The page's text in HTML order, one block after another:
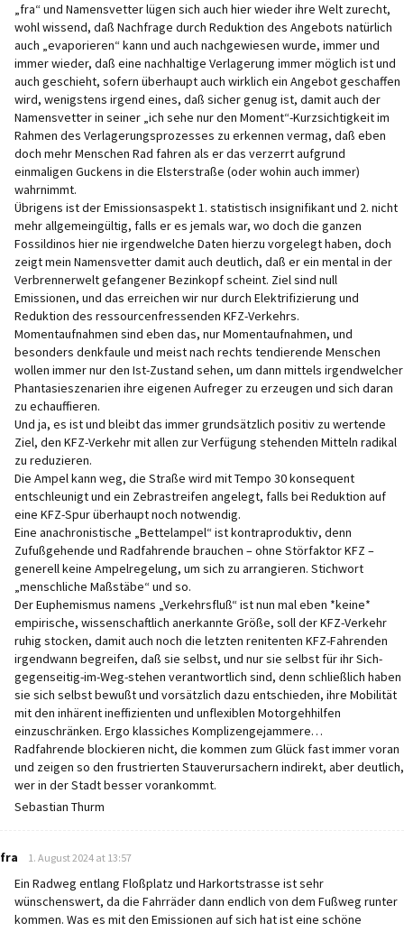
„fra“ und Namensvetter lügen sich auch hier wieder ihre Welt zurecht,
wohl wissend, daß Nachfrage durch Reduktion des Angebots natürlich
auch „evaporieren“ kann und auch nachgewiesen wurde, immer und
immer wieder, daß eine nachhaltige Verlagerung immer möglich ist und
auch geschieht, sofern überhaupt auch wirklich ein Angebot geschaffen
wird, wenigstens irgend eines, daß sicher genug ist, damit auch der
Namensvetter in seiner „ich sehe nur den Moment“-Kurzsichtigkeit im
Rahmen des Verlagerungsprozesses zu erkennen vermag, daß eben
doch mehr Menschen Rad fahren als er das verzerrt aufgrund
einmaligen Guckens in die Elsterstraße (oder wohin auch immer)
wahrnimmt.
Übrigens ist der Emissionsaspekt 1. statistisch insignifikant und 2. nicht
mehr allgemeingültig, falls er es jemals war, wo doch die ganzen
Fossildinos hier nie irgendwelche Daten hierzu vorgelegt haben, doch
zeigt mein Namensvetter damit auch deutlich, daß er ein mental in der
Verbrennerwelt gefangener Bezinkopf scheint. Ziel sind null
Emissionen, und das erreichen wir nur durch Elektrifizierung und
Reduktion des ressourcenfressenden KFZ-Verkehrs.
Momentaufnahmen sind eben das, nur Momentaufnahmen, und
besonders denkfaule und meist nach rechts tendierende Menschen
wollen immer nur den Ist-Zustand sehen, um dann mittels irgendwelcher
Phantasieszenarien ihre eigenen Aufreger zu erzeugen und sich daran
zu echauffieren.
Und ja, es ist und bleibt das immer grundsätzlich positiv zu wertende
Ziel, den KFZ-Verkehr mit allen zur Verfügung stehenden Mitteln radikal
zu reduzieren.
Die Ampel kann weg, die Straße wird mit Tempo 30 konsequent
entschleunigt und ein Zebrastreifen angelegt, falls bei Reduktion auf
eine KFZ-Spur überhaupt noch notwendig.
Eine anachronistische „Bettelampel“ ist kontraproduktiv, denn
Zufußgehende und Radfahrende brauchen – ohne Störfaktor KFZ –
generell keine Ampelregelung, um sich zu arrangieren. Stichwort
„menschliche Maßstäbe“ und so.
Der Euphemismus namens „Verkehrsfluß“ ist nun mal eben *keine*
empirische, wissenschaftlich anerkannte Größe, soll der KFZ-Verkehr
ruhig stocken, damit auch noch die letzten renitenten KFZ-Fahrenden
irgendwann begreifen, daß sie selbst, und nur sie selbst für ihr Sich-
gegenseitig-im-Weg-stehen verantwortlich sind, denn schließlich haben
sie sich selbst bewußt und vorsätzlich dazu entschieden, ihre Mobilität
mit den inhärent ineffizienten und unflexiblen Motorgehhilfen
einzuschränken. Ergo klassiches Komplizengejammere…
Radfahrende blockieren nicht, die kommen zum Glück fast immer voran
und zeigen so den frustrierten Stauverursachern indirekt, aber deutlich,
wer in der Stadt besser vorankommt.
Sebastian Thurm
fra says:
1. August 2024 at 13:57
Ein Radweg entlang Floßplatz und Harkortstrasse ist sehr
wünschenswert, da die Fahrräder dann endlich von dem Fußweg runter
kommen. Was es mit den Emissionen auf sich hat ist eine schöne